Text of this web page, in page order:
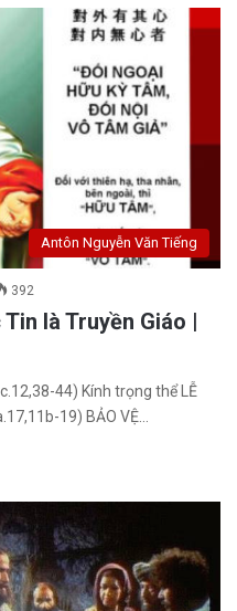
Antôn Nguyễn Văn Tiếng
392
là Truyền Giáo |
44) Kính trọng thể LỄ
19) BẢO VỆ…